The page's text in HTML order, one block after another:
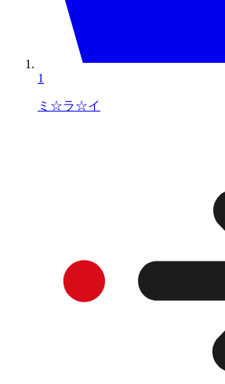
1
ミ☆ラ☆イ